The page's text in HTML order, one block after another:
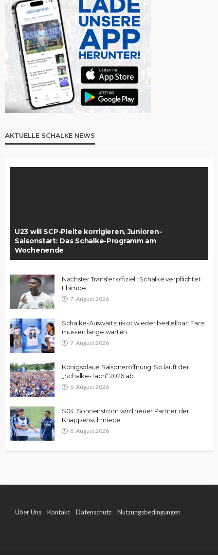
AKTUELLE SCHALKE NEWS
U23 will SCP-Pleite korrigieren, Junioren-
Saisonstart: Das Schalke-Programm am
Wochenende
Nächster Transfer offiziell: Schalke verpflichtet
Ebimbe
7. August 2026
Schalke-Auswärtstrikot wieder bestellbar: Fans
müssen lange warten
7. August 2026
Königsblaue Saisoneröffnung: So läuft der
„Schalke-Tach“ 2026 ab
6. August 2026
S04: Sonnenstrom wird neuer Partner der
Knappenschmiede
6. August 2026
Über Uns Kontakt Datenschutz Nutzungsbedingungen